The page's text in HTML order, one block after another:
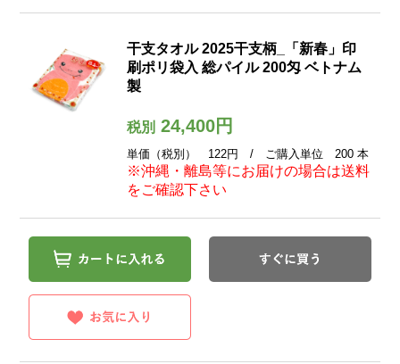
干支タオル 2025干支柄_「新春」印
刷ポリ袋入 総パイル 200匁 ベトナム
製
税別24,400円
単価（税別） 122円 / ご購入単位 200 本
※沖縄・離島等にお届けの場合は送料
をご確認下さい